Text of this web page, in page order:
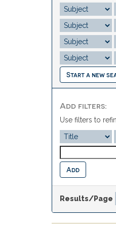
Start a new
Add filters:
Use filters to
Results/Page